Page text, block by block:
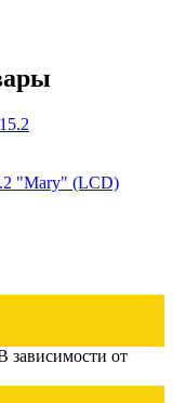
"Mary" (LCD)
зависимости от